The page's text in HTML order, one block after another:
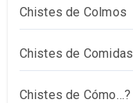
Chistes de Colmos
Chistes de Comidas
Chistes de Cómo…?